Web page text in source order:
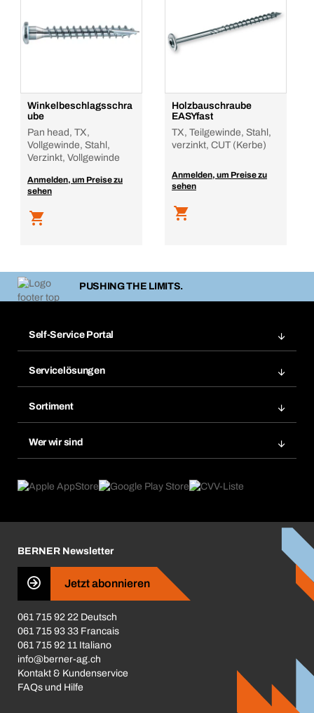
Winkelbeschlagsschra
ube
Pan head, TX,
Vollgewinde, Stahl,
Verzinkt, Vollgewinde
Anmelden, um Preise zu
sehen
Holzbauschraube
EASYfast
TX, Teilgewinde, Stahl,
verzinkt, CUT (Kerbe)
Anmelden, um Preise zu
sehen
PUSHING THE LIMITS.
Self-Service Portal
Merklisten
Nachbestellung
Dauerauftrag
Servicelösungen
Gefahrenstoffdatenbank
eProcurement
Produktfinder
Sortiment
Wer wir sind
Was uns antreibt
Business Conduct
BERNER Newsletter
Jetzt abonnieren
061 715 92 22 Deutsch
061 715 93 33 Francais
061 715 92 11 Italiano
info@berner-ag.ch
Kontakt & Kundenservice
FAQs und Hilfe